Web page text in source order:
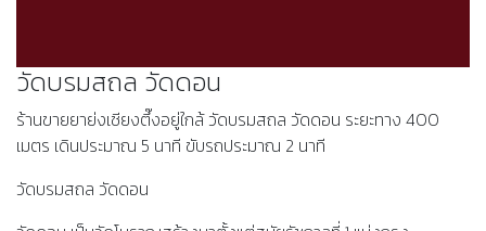
วัดบรมสถล วัดดอน
ร้านขายยาย่งเชียงตึ๊งอยู่ใกล้ วัดบรมสถล วัดดอน ระยะทาง 400
เมตร เดินประมาณ 5 นาที ขับรถประมาณ 2 นาที
วัดบรมสถล วัดดอน